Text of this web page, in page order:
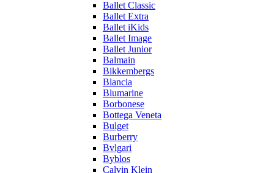
Ballet Classic
Ballet Extra
Ballet iKids
Ballet Image
Ballet Junior
Balmain
Bikkembergs
Blancia
Blumarine
Borbonese
Bottega Veneta
Bulget
Burberry
Bvlgari
Byblos
Calvin Klein